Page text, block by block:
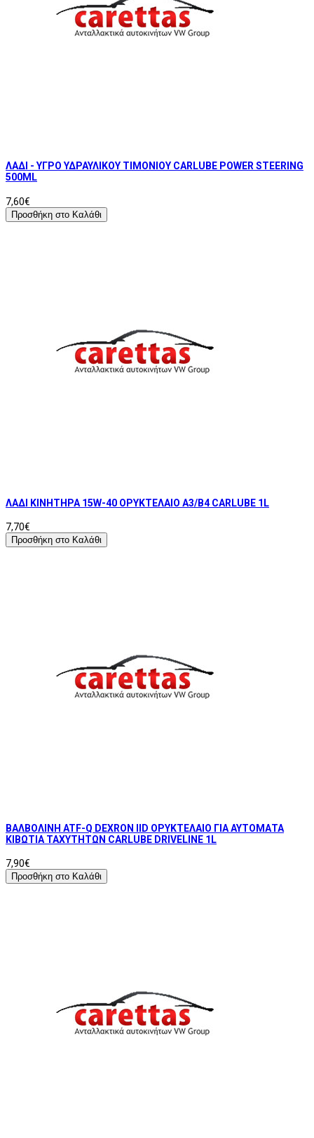
ΛΑΔΙ - ΥΓΡΟ ΥΔΡΑΥΛΙΚΟΥ ΤΙΜΟΝΙΟΥ CARLUBE POWER STEERING
500ML
7,60€
Προσθήκη στο Καλάθι
ΛΑΔΙ ΚΙΝΗΤΗΡΑ 15W-40 ΟΡΥΚΤΕΛΑΙΟ A3/B4 CARLUBE 1L
7,70€
Προσθήκη στο Καλάθι
ΒΑΛΒΟΛΙΝΗ ATF-Q DEXRON IID ΟΡΥΚΤΕΛΑΙΟ ΓΙΑ ΑΥΤΟΜΑΤΑ
ΚΙΒΩΤΙΑ ΤΑΧΥΤΗΤΩΝ CARLUBE DRIVELINE 1L
7,90€
Προσθήκη στο Καλάθι